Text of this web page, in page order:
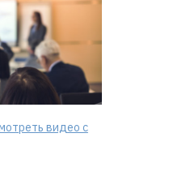
видео с